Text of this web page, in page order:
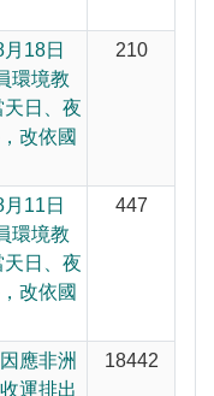
18日
環境教
日、夜
改依國
210
11日
環境教
日、夜
改依國
447
應非洲
運排出
18442